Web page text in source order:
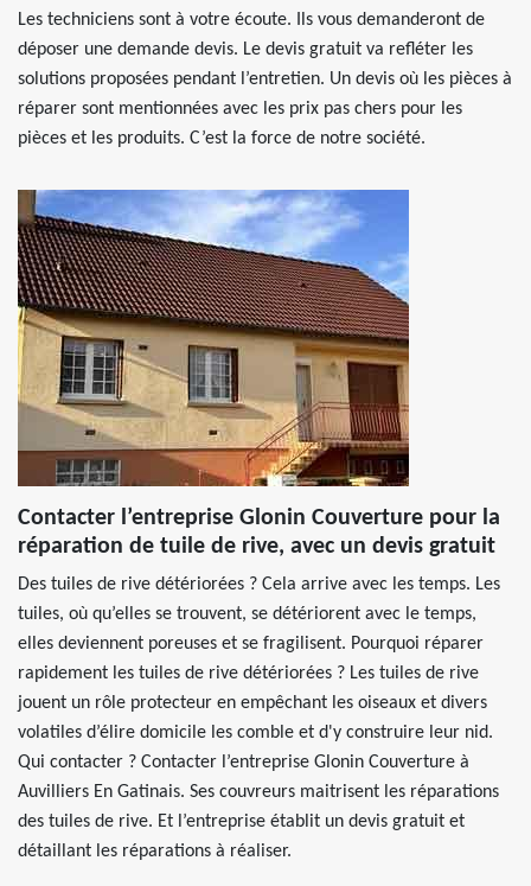
Les techniciens sont à votre écoute. Ils vous demanderont de
déposer une demande devis. Le devis gratuit va refléter les
solutions proposées pendant l’entretien. Un devis où les pièces à
réparer sont mentionnées avec les prix pas chers pour les
pièces et les produits. C’est la force de notre société.
Contacter l’entreprise Glonin Couverture pour la
réparation de tuile de rive, avec un devis gratuit
Des tuiles de rive détériorées ? Cela arrive avec les temps. Les
tuiles, où qu’elles se trouvent, se détériorent avec le temps,
elles deviennent poreuses et se fragilisent. Pourquoi réparer
rapidement les tuiles de rive détériorées ? Les tuiles de rive
jouent un rôle protecteur en empêchant les oiseaux et divers
volatiles d’élire domicile les comble et d'y construire leur nid.
Qui contacter ? Contacter l’entreprise Glonin Couverture à
Auvilliers En Gatinais. Ses couvreurs maitrisent les réparations
des tuiles de rive. Et l’entreprise établit un devis gratuit et
détaillant les réparations à réaliser.